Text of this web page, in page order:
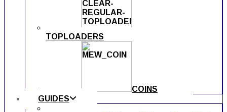
TOPLOADERS
COINS
GUIDES